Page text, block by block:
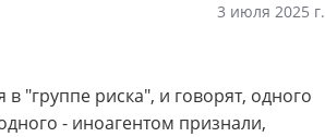
3 июля 2025 г.
"группе риска", и говорят, одного
- иноагентом признали,